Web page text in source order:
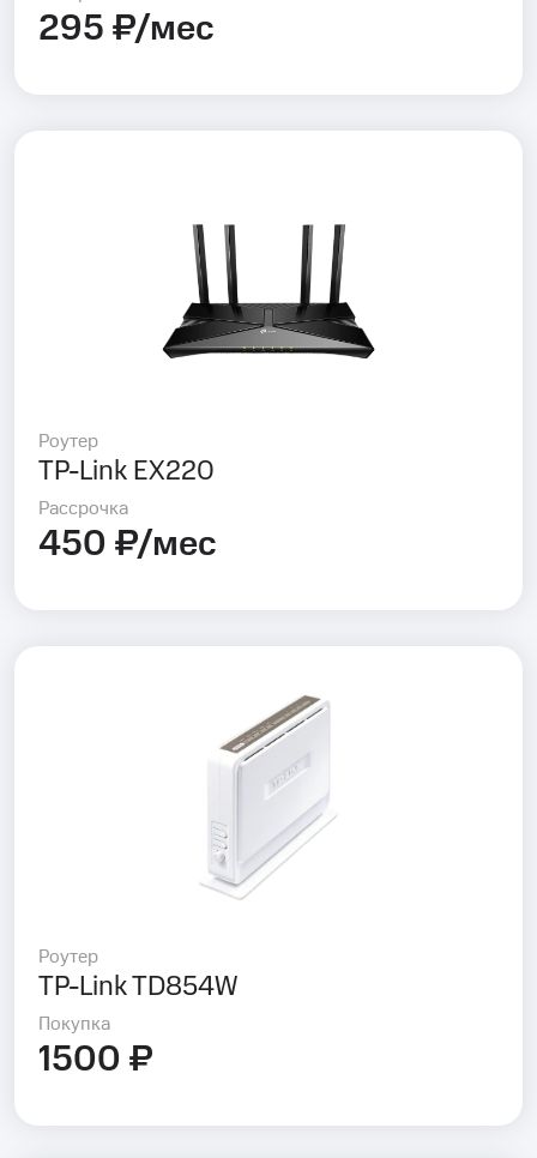
295 ₽/мес
Роутер
TP-Link EX220
Рассрочка
450 ₽/мес
Роутер
TP-Link TD854W
Покупка
1500 ₽